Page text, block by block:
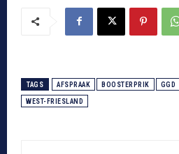
TAGS AFSPRAAK BOOSTERPRIK GGD
WEST-FRIESLAND